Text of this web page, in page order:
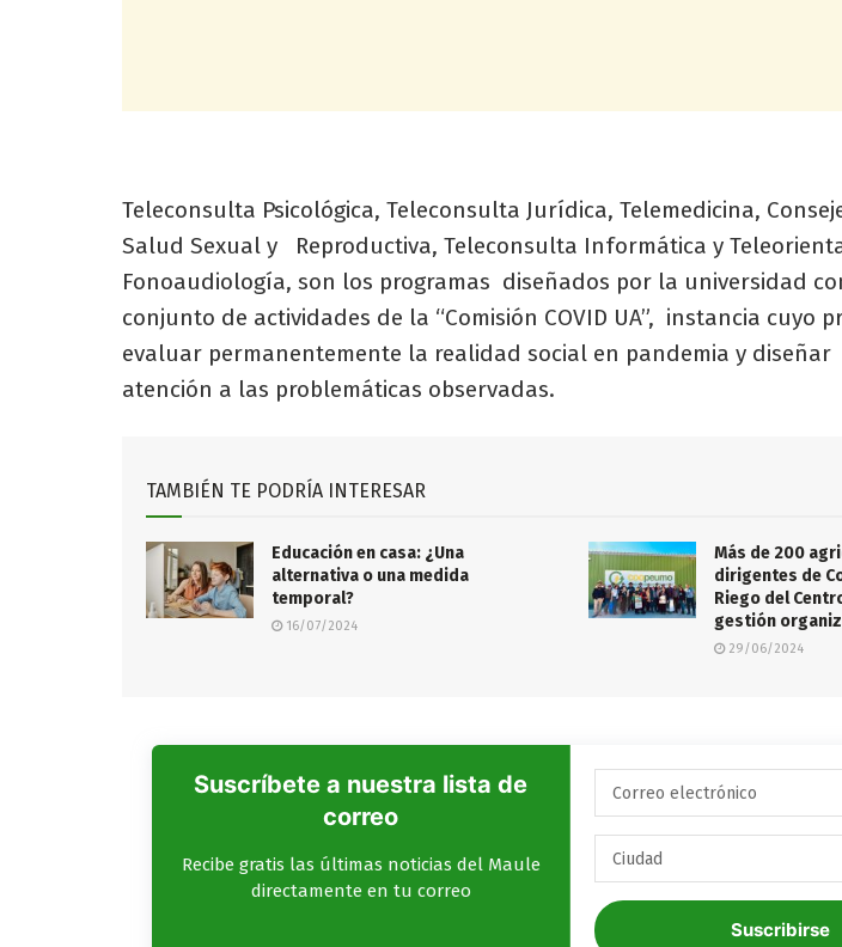
Teleconsulta Psicológica, Teleconsulta Jurídica, Telemedicina,
Salud Sexual y Reproductiva, Teleconsulta Informática y
Fonoaudiología, son los programas diseñados por la universidad
conjunto de actividades de la “Comisión COVID UA”, instancia cuyo
evaluar permanentemente la realidad social en pandemia y diseñar
atención a las problemáticas observadas.
TAMBIÉN TE PODRÍA INTERESAR
Educación en casa: ¿Una
alternativa o una medida
temporal?
16/07/2024
Más de 200
dirigentes de
Riego del
gestión
29/06/2024
Suscríbete a nuestra lista de
correo
Recibe gratis las últimas noticias del Maule
directamente en tu correo
Suscribirse